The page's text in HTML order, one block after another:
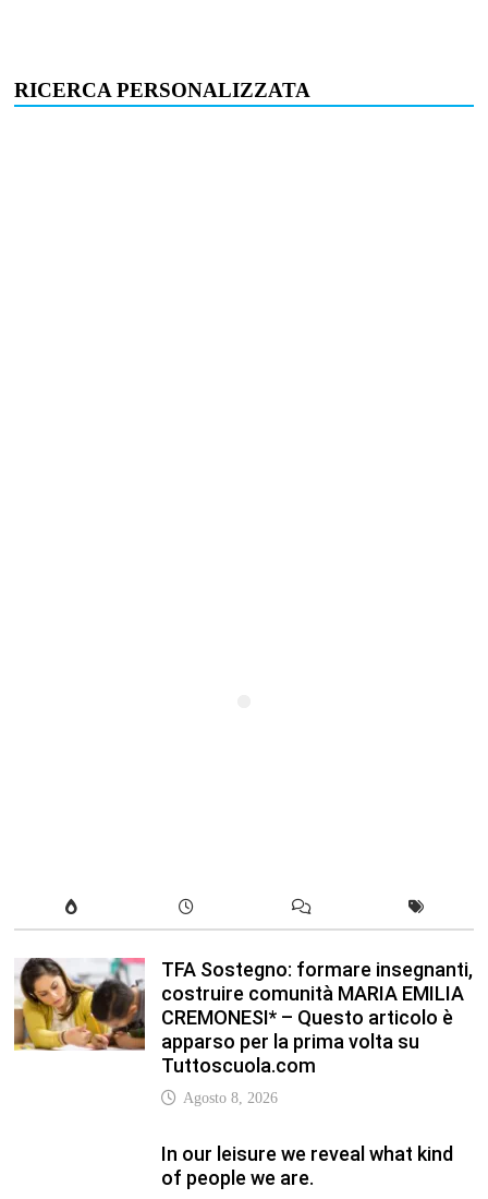
RICERCA PERSONALIZZATA
TFA Sostegno: formare insegnanti,
costruire comunità MARIA EMILIA
CREMONESI* – Questo articolo è
apparso per la prima volta su
Tuttoscuola.com
Agosto 8, 2026
In our leisure we reveal what kind
of people we are.